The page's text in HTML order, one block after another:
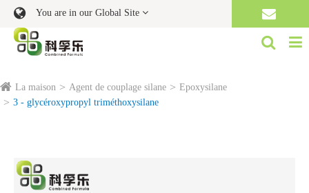
You are in our Global Site
La maison Agent de couplage silane
Epoxysilane
3 - glycéroxypropyl triméthoxysilane